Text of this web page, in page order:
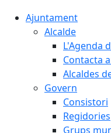
Ajuntament
Alcalde
L'Agenda
Contacta
Alcaldes
Govern
Consistori
Regidories
Grups